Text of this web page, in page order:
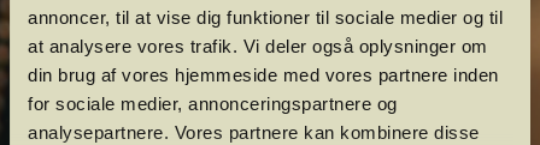
annoncer, til at vise dig funktioner til sociale medier og til
at analysere vores trafik. Vi deler også oplysninger om
din brug af vores hjemmeside med vores partnere inden
for sociale medier, annonceringspartnere og
analysepartnere. Vores partnere kan kombinere disse